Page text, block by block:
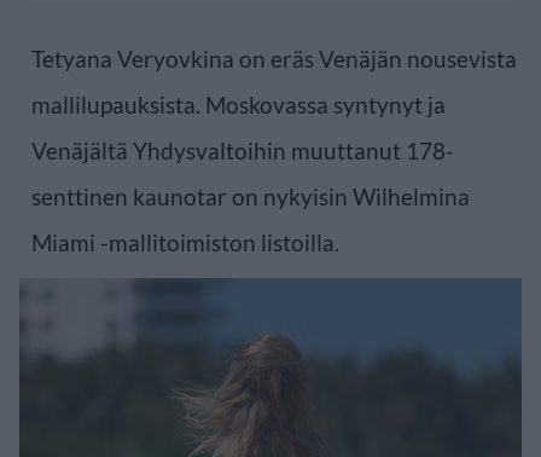
Tetyana Veryovkina on eräs Venäjän nousevista
mallilupauksista. Moskovassa syntynyt ja
Venäjältä Yhdysvaltoihin muuttanut 178-
senttinen kaunotar on nykyisin Wilhelmina
Miami -mallitoimiston listoilla.